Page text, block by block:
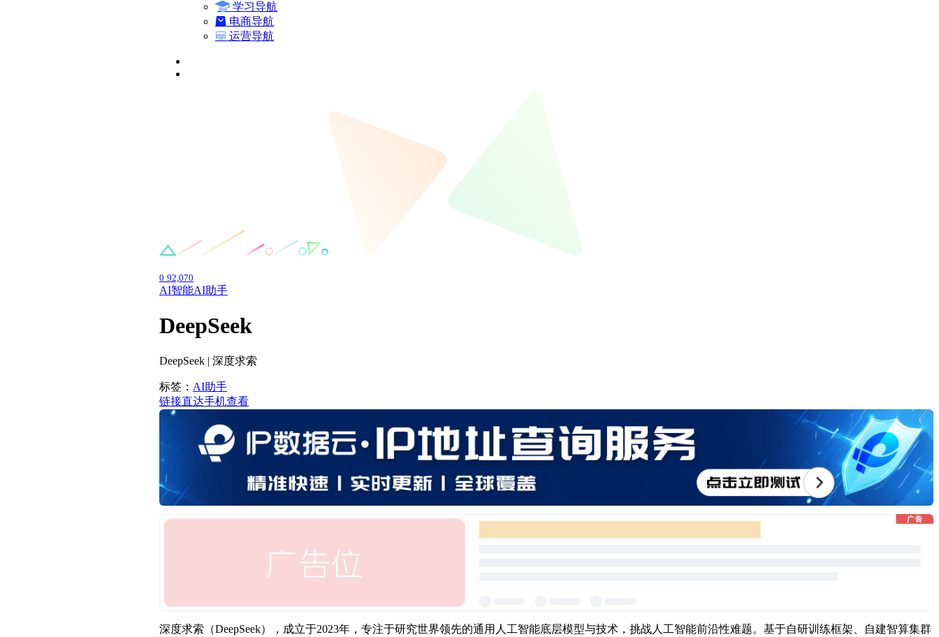
学习导航
电商导航
运营导航
0 92,070
AI智能AI助手
DeepSeek
DeepSeek | 深度求索
标签： AI助手
链接直达手机查看
深度求索（DeepSeek），成立于2023年，专注于研究世界领先的通用人工智能底层模型与技术，挑战人工智能前沿性难题。基于自研训练框架、自建智算集群